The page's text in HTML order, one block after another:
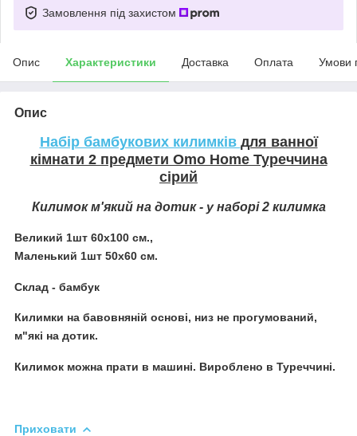
Замовлення під захистом
Опис Характеристики Доставка Оплата Умови
Опис
Набір бамбукових килимків для ванної
кімнати 2 предмети Omo Home Туреччина
сірий
Килимок м'який на дотик - у наборі 2 килимка
Великий 1шт 60х100 см.,
Маленький 1шт 50х60 см.
Склад - бамбук
Килимки на бавовняній основі, низ не прогумований,
м"які на дотик.
Килимок можна прати в машині. Вироблено в Туреччині.
Приховати